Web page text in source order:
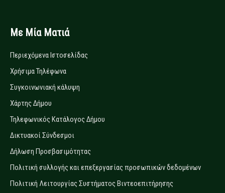
Με Μία Ματιά
Περιεχόμενα Ιστοσελίδας
Χρήσιμα Τηλέφωνα
Συγκοινωνιακή κάλυψη
Χάρτης Δήμου
Τηλεφωνικός Κατάλογος Δήμου
Δικτυακοί Σύνδεσμοι
Δήλωση Προσβασιμότητας
Πολιτική συλλογής και επεξεργασίας προσωπικών δεδομένων
Πολιτική Λειτουργίας Συστήματος Βιντεοεπιτήρησης